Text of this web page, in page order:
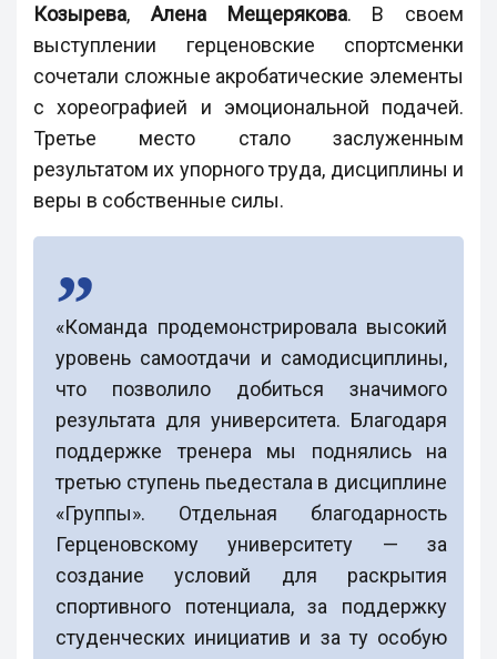
Козырева, Алена Мещерякова. В своем
выступлении герценовские спортсменки
сочетали сложные акробатические элементы
с хореографией и эмоциональной подачей.
Третье место стало заслуженным
результатом их упорного труда, дисциплины и
веры в собственные силы.
«Команда продемонстрировала высокий
уровень самоотдачи и самодисциплины,
что позволило добиться значимого
результата для университета. Благодаря
поддержке тренера мы поднялись на
третью ступень пьедестала в дисциплине
«Группы». Отдельная благодарность
Герценовскому университету — за
создание условий для раскрытия
спортивного потенциала, за поддержку
студенческих инициатив и за ту особую